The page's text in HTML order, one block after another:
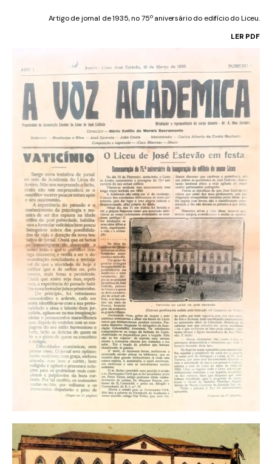
Artigo de jornal de 1935, no 75º aniversário do edifício do Liceu.
LER PDF